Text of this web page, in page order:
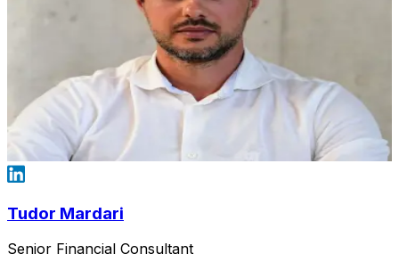
Tudor Mardari
Senior Financial Consultant